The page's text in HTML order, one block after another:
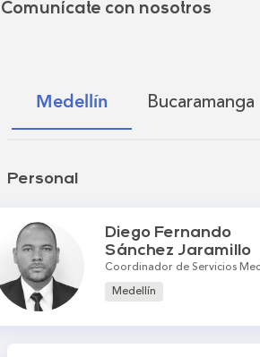
Comunícate con nosotros
Medellín Bucaramanga
Personal
Diego Fernando
Sánchez Jaramillo
Coordinador de Servicios
Medellín